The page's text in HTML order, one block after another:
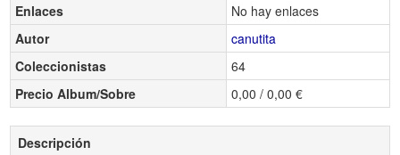
Enlaces
No hay enlaces
Autor
canutita
Coleccionistas
64
Precio Album/Sobre
0,00 / 0,00 €
Descripción